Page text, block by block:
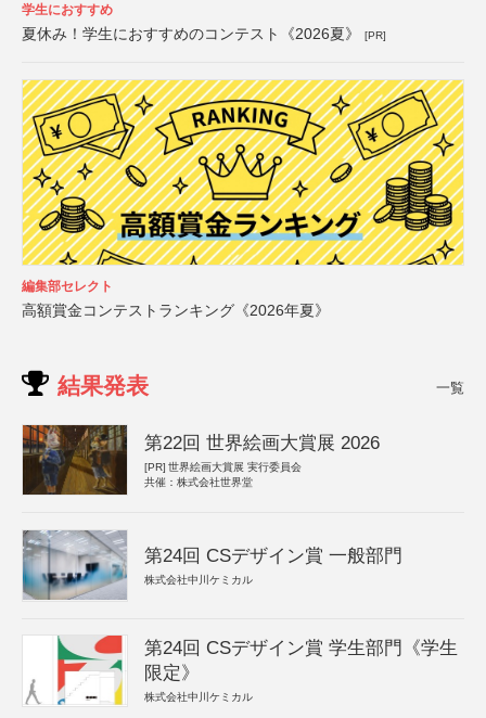
学生におすすめ
夏休み！学生におすすめのコンテスト《2026夏》 [PR]
編集部セレクト
高額賞金コンテストランキング《2026年夏》
結果発表 一覧
第22回 世界絵画大賞展 2026
[PR] 世界絵画大賞展 実行委員会
共催：株式会社世界堂
第24回 CSデザイン賞 一般部門
株式会社中川ケミカル
第24回 CSデザイン賞 学生部門《学生
限定》
株式会社中川ケミカル